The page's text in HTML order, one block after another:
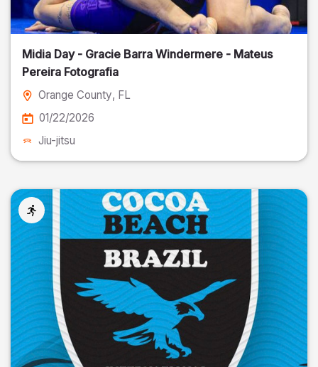
Midia Day - Gracie Barra Windermere - Mateus
Pereira Fotografia
Orange County, FL
01/22/2026
Jiu-jitsu